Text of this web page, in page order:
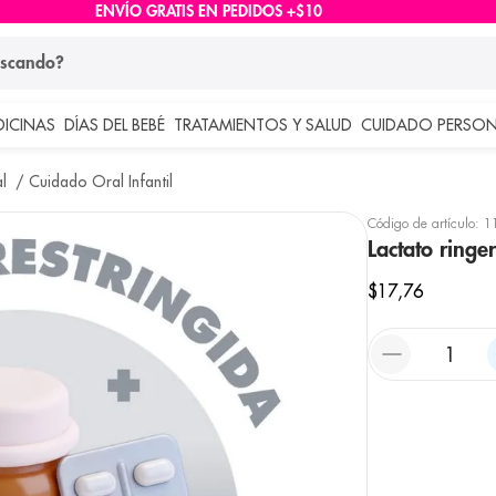
ENVÍO GRATIS EN PEDIDOS +$10
DÍAS DEL BEBÉ TRATAMIENTOS Y SALUD CUIDADO
Cuidado Oral Infantil
Código de artículo:
Lactato
$17,76
buscados